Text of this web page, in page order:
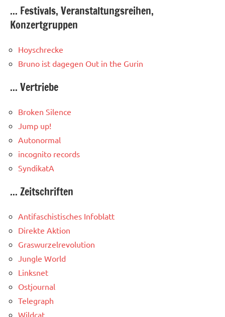
... Festivals, Veranstaltungsreihen,
Konzertgruppen
Hoyschrecke
Bruno ist dagegen Out in the Gurin
... Vertriebe
Broken Silence
Jump up!
Autonormal
incognito records
SyndikatA
... Zeitschriften
Antifaschistisches Infoblatt
Direkte Aktion
Graswurzelrevolution
Jungle World
Linksnet
Ostjournal
Telegraph
Wildcat